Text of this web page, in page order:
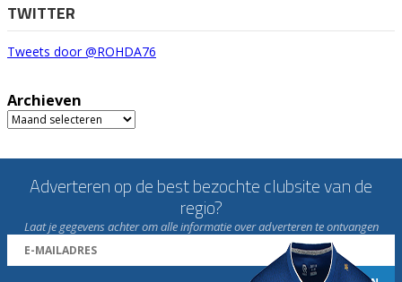
TWITTER
Tweets door @ROHDA76
Archieven
Archieven
Adverteren op de best bezochte clubsite van de
regio?
Laat je gegevens achter om alle informatie over adverteren te ontvangen